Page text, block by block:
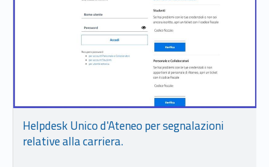
Helpdesk Unico d'Ateneo per segnalazioni
relative alla carriera.